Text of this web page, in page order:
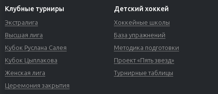
Клубные турниры
Экстралига
Высшая лига
Кубок Руслана Салея
Кубок Цыплакова
Женская лига
Церемония закрытия
Детский хоккей
Хоккейные школы
База упражнений
Методика подготовки
Проект «Пять звезд»
Турнирные таблицы